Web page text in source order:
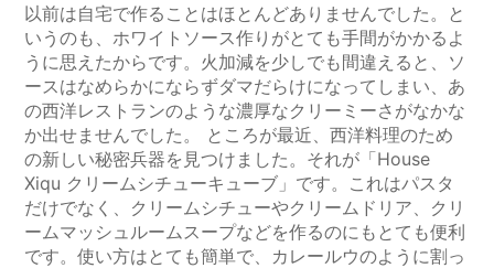
以前は自宅で作ることはほとんどありませんでした。と
いうのも、ホワイトソース作りがとても手間がかかるよ
うに思えたからです。火加減を少しでも間違えると、ソ
ースはなめらかにならずダマだらけになってしまい、あ
の西洋レストランのような濃厚なクリーミーさがなかな
か出せませんでした。 ところが最近、西洋料理のため
の新しい秘密兵器を見つけました。それが「House
Xiqu クリームシチューキューブ」です。これはパスタ
だけでなく、クリームシチューやクリームドリア、クリ
ームマッシュルームスープなどを作るのにもとても便利
です。使い方はとても簡単で、カレールウのように割っ